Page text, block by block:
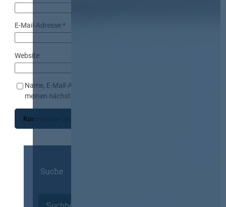
E-Mail-Adresse*
Website
Name, E-Mail-Adresse und Website in diesem Browser für
meinen nächsten Kommentar speichern.
Suche